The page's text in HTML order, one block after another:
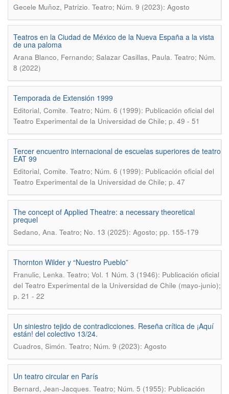
Gecele Muñoz, Patrizio. Teatro; Núm. 9 (2023): Agosto
Teatros en la Ciudad de México de la Nueva España a la vista
de una paloma
Arana Blanco, Fernando; Salazar Casillas, Paula. Teatro; Núm.
8 (2022)
Temporada de Extensión 1999
Editorial, Comite. Teatro; Núm. 6 (1999): Publicación oficial del
Teatro Experimental de la Universidad de Chile; p. 49 - 51
Tercer encuentro internacional de escuelas superiores de teatro
EAT 99
Editorial, Comite. Teatro; Núm. 6 (1999): Publicación oficial del
Teatro Experimental de la Universidad de Chile; p. 47
The concept of Applied Theatre: a necessary theoretical
prequel
Sedano, Ana. Teatro; No. 13 (2025): Agosto; pp. 155-179
Thornton Wilder y “Nuestro Pueblo”
Franulic, Lenka. Teatro; Vol. 1 Núm. 3 (1946): Publicación oficial
del Teatro Experimental de la Universidad de Chile (mayo-junio);
p. 21 - 22
Un siniestro tejido de contradicciones. Reseña crítica de ¡Aquí
están! del colectivo 13/24.
Cuadros, Simón. Teatro; Núm. 9 (2023): Agosto
Un teatro circular en París
Bernard, Jean-Jacques. Teatro; Núm. 5 (1955): Publicación